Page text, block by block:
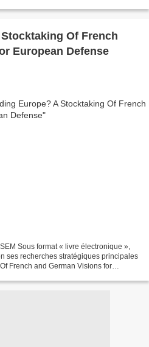
Of French
European Defense
Sous format « livre électronique »,
ses recherches stratégiques principales
French and German Visions for